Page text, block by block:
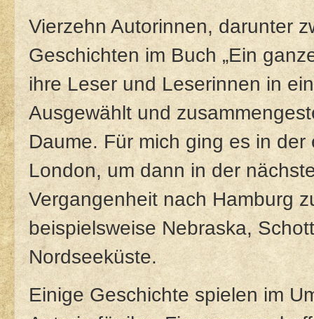
Vierzehn Autorinnen, darunter
Geschichten im Buch „Ein
ihre Leser und Leserinnen in
Ausgewählt und
Daume. Für mich ging es in
London, um dann in der
Vergangenheit nach Hamburg
beispielsweise Nebraska,
Nordseeküste.
Einige Geschichte spielen im